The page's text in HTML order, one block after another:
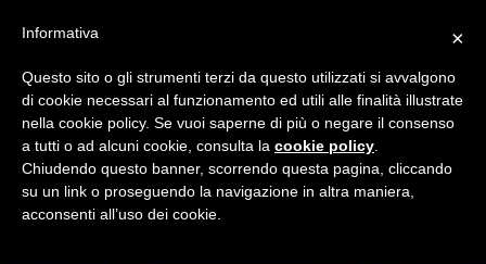
×
Informativa
Questo sito o gli strumenti terzi da questo utilizzati si avvalgono
di cookie necessari al funzionamento ed utili alle finalità illustrate
nella cookie policy. Se vuoi saperne di più o negare il consenso
a tutti o ad alcuni cookie, consulta la cookie policy
Chiudendo questo banner, scorrendo questa pagina, cliccando
su un link o proseguendo la navigazione in altra maniera,
acconsenti all’uso dei cookie.